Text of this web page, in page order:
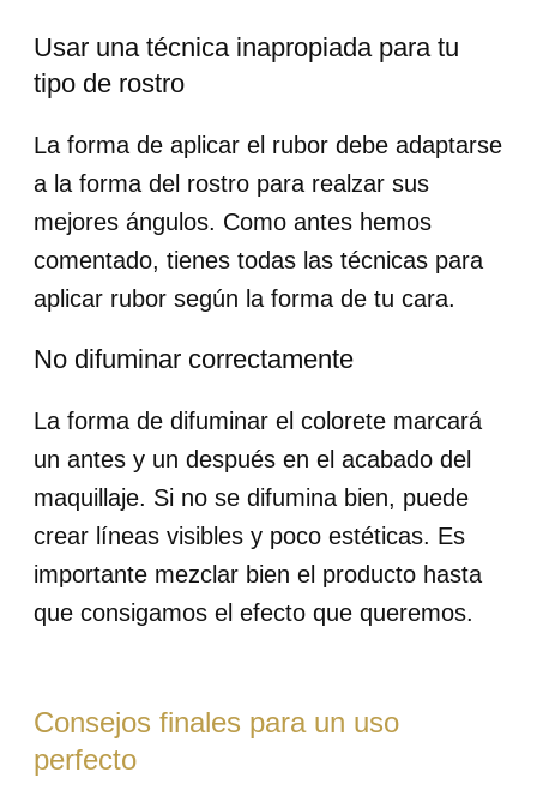
Usar una técnica inapropiada para tu
tipo de rostro
La forma de aplicar el rubor debe adaptarse
a la forma del rostro para realzar sus
mejores ángulos. Como antes hemos
comentado, tienes todas las técnicas para
aplicar rubor según la forma de tu cara.
No difuminar correctamente
La forma de difuminar el colorete marcará
un antes y un después en el acabado del
maquillaje. Si no se difumina bien, puede
crear líneas visibles y poco estéticas. Es
importante mezclar bien el producto hasta
que consigamos el efecto que queremos.
Consejos finales para un uso
perfecto